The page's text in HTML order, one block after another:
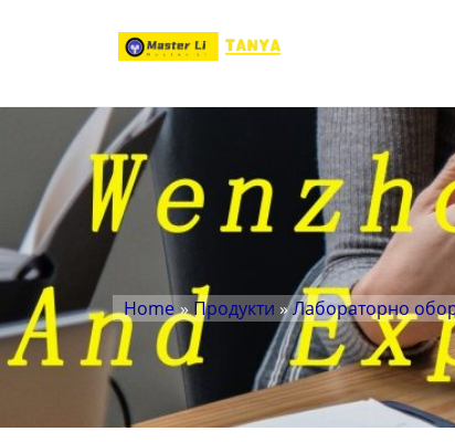
Home »Продукти »Лабораторно